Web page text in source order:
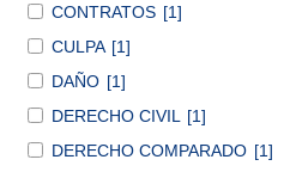
CONTRATOS [1]
CULPA [1]
DAÑO [1]
DERECHO CIVIL
[1]
DERECHO COMPARADO [1]